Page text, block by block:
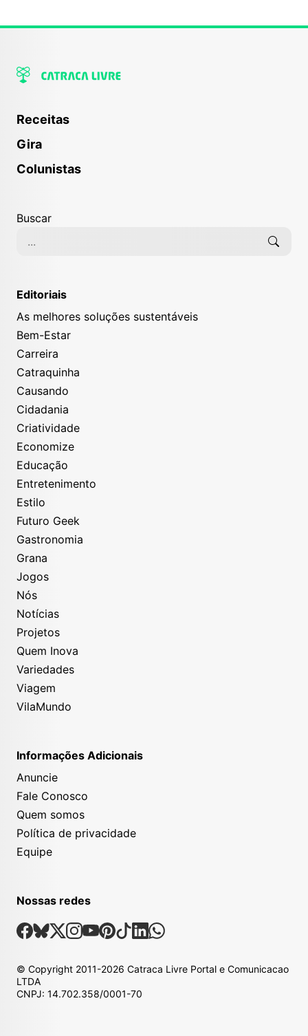
Receitas
Gira
Colunistas
Buscar
Editoriais
As melhores soluções sustentáveis
Bem-Estar
Carreira
Catraquinha
Causando
Cidadania
Criatividade
Economize
Educação
Entretenimento
Estilo
Futuro Geek
Gastronomia
Grana
Jogos
Nós
Notícias
Projetos
Quem Inova
Variedades
Viagem
VilaMundo
Informações Adicionais
Anuncie
Fale Conosco
Quem somos
Política de privacidade
Equipe
Nossas redes
Nossas Redes Sociais
Facebook
Bsky
X Instagram
Youtube
Pinterest
TiktokLinkedin
Whatsapp
© Copyright 2011-2026 Catraca Livre Portal e Comunicacao
LTDA
CNPJ: 14.702.358/0001-70